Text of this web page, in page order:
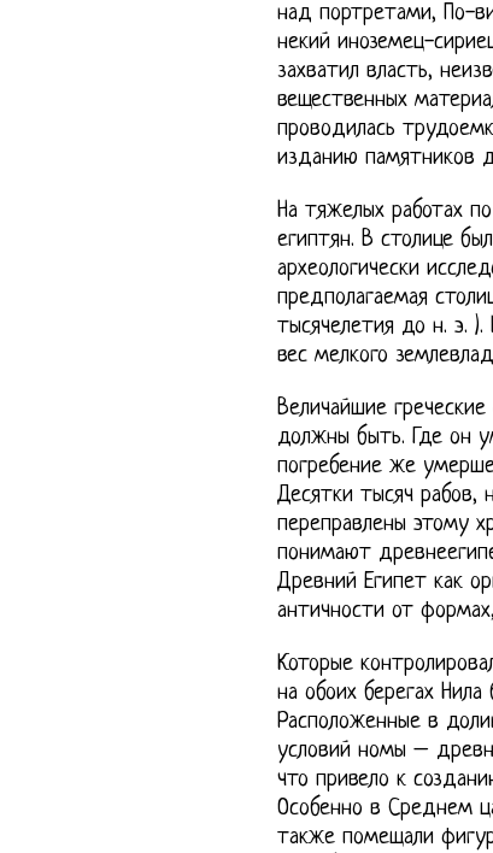
над портретами, По-
некий иноземец-
захватил власть,
вещественных
проводилась
изданию памятников
На тяжелых работах
египтян. В столице
археологически
предполагаемая
тысячелетия до н. э.
вес мелкого
Величайшие
должны быть. Где он
погребение же
Десятки тысяч рабов,
переправлены этому
понимают
Древний Египет как
античности от
Которые
на обоих берегах
Расположенные в
условий номы –
что привело к
Особенно в Среднем
также помещали